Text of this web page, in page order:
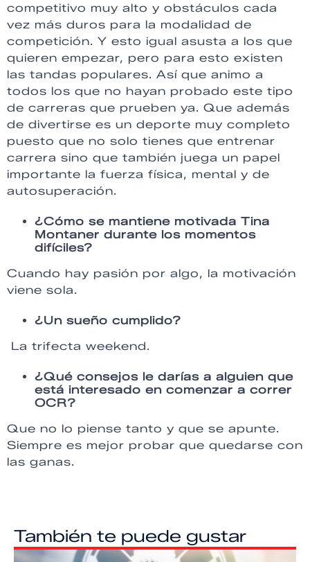
competitivo muy alto y obstáculos cada
vez más duros para la modalidad de
competición. Y esto igual asusta a los que
quieren empezar, pero para esto existen
las tandas populares. Así que animo a
todos los que no hayan probado este tipo
de carreras que prueben ya. Que además
de divertirse es un deporte muy completo
puesto que no solo tienes que entrenar
carrera sino que también juega un papel
importante la fuerza física, mental y de
autosuperación.
¿Cómo se mantiene motivada Tina
Montaner durante los momentos
difíciles?
Cuando hay pasión por algo, la motivación
viene sola.
¿Un sueño cumplido?
La trifecta weekend.
¿Qué consejos le darías a alguien que
está interesado en comenzar a correr
OCR?
Que no lo piense tanto y que se apunte.
Siempre es mejor probar que quedarse con
las ganas.
También te puede gustar